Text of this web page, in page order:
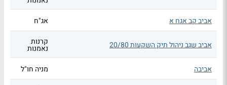
אביב קב אגח א
אג"ח
אביב שגב ניהול תיק השקעות 20/80 קרנות
נאמנות
אביבה
מניה חו"ל